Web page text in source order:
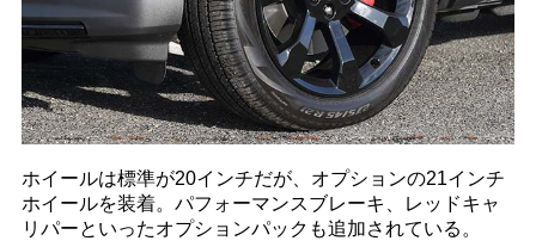
ホイールは標準が20インチだが、オプションの21インチ
ホイールを装着。パフォーマンスブレーキ、レッドキャ
リパーといったオプションパックも追加されている。